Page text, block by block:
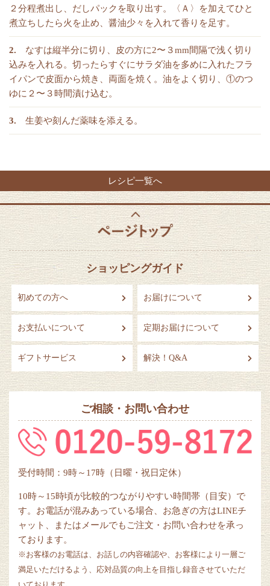
２分程煮出し、だしパックを取り出す。〈Ａ〉を加えてひと
煮立ちしたら火を止め、醤油少々を入れて香りを足す。
なすは縦半分に切り、皮の方に2〜３mm間隔で浅く切り
込みを入れる。切ったらすぐにサラダ油を多めに入れたフラ
イパンで皮面から焼き、両面を焼く。油をよく切り、①のつ
ゆに２〜３時間漬け込む。
生姜や刻んだ薬味を添える。
レシピ一覧へ
ショッピングガイド
初めての方へ お届けについて
お支払いについて 定期お届けについて
ギフトサービス 解決！Q&A
ご相談・お問い合わせ
受付時間：9時～17時（日曜・祝日定休）
10時～15時頃が比較的つながりやすい時間帯（目安）で
す。お電話が混みあっている場合、お急ぎの方はLINEチ
ャット、またはメールでもご注文・お問い合わせを承っ
ております。
※お客様のお電話は、お話しの内容確認や、お客様により一層ご
満足いただけるよう、応対品質の向上を目指し録音させていただ